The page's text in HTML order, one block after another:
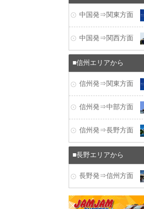
中国発⇒関東方面
中国発⇒関西方面
信州エリアから
信州発⇒関東方面
信州発⇒中部方面
信州発⇒長野方面
長野エリアから
長野発⇒信州方面